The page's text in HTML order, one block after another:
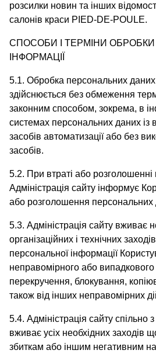
розсилки новин та інших
салонів краси PIED-DE-POULE.
СПОСОБИ І ТЕРМІНИ
ІНФОРМАЦІЇ
5.1. Обробка персональних
здійснюється без обмеження
законним способом, зокрема, в
системах персональних даних із
засобів автоматизації або без
засобів.
5.2. При втраті або
Адміністрація сайту інформує
або розголошення персональних
5.3. Адміністрація сайту вживає
організаційних і технічних
персональної інформації
неправомірного або
перекручення, блокування,
також від інших неправомірних
5.4. Адміністрація сайту спільно
вживає усіх необхідних заходів
збиткам або іншим негативним